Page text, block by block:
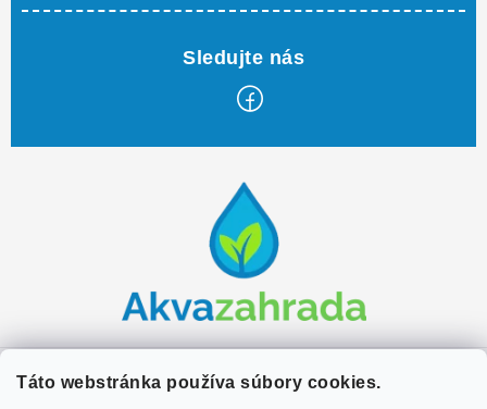
Táto webstránka používa súbory cookies.
e
Zákaznícky servis